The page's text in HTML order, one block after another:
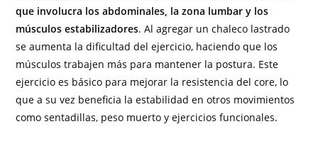
que involucra los abdominales, la zona lumbar y los
músculos estabilizadores. Al agregar un chaleco lastrado
se aumenta la dificultad del ejercicio, haciendo que los
músculos trabajen más para mantener la postura. Este
ejercicio es básico para mejorar la resistencia del core, lo
que a su vez beneficia la estabilidad en otros movimientos
como sentadillas, peso muerto y ejercicios funcionales.